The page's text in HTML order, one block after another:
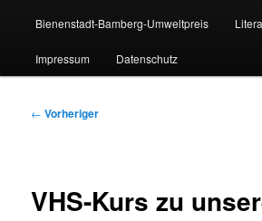
Bienenstadt-Bamberg-Umweltpreis
Impressum Datenschutz
Beitragsnavigation
← Vorheriger
VHS-Kurs zu